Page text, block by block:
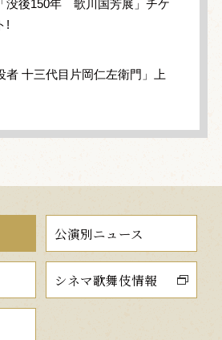
没後150年 歌川国芳展」チケ
!
者 十三代目片岡仁左衛門」上
公演別ニュース
シネマ歌舞伎情報